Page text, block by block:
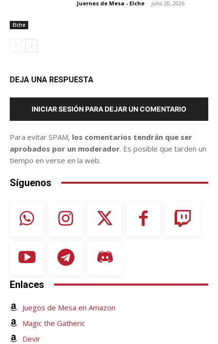
Elche
Juernes de Mesa - Elche - julio 20, 2026
DEJA UNA RESPUESTA
INICIAR SESIÓN PARA DEJAR UN COMENTARIO
Para evitar SPAM, los comentarios tendrán que ser
aprobados por un moderador. Es posible que tarden un
tiempo en verse en la web.
Síguenos
Enlaces
Juegos de Mesa en Amazon
Magic the Gatheric
Devir